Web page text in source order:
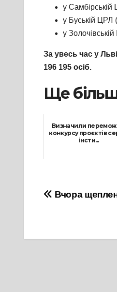
у
у Буській ЦРЛ
у
За увесь час у
196 195 осіб.
Ще
Визначили
конкурсу проєктів
інсти...
Навігація
Вчора